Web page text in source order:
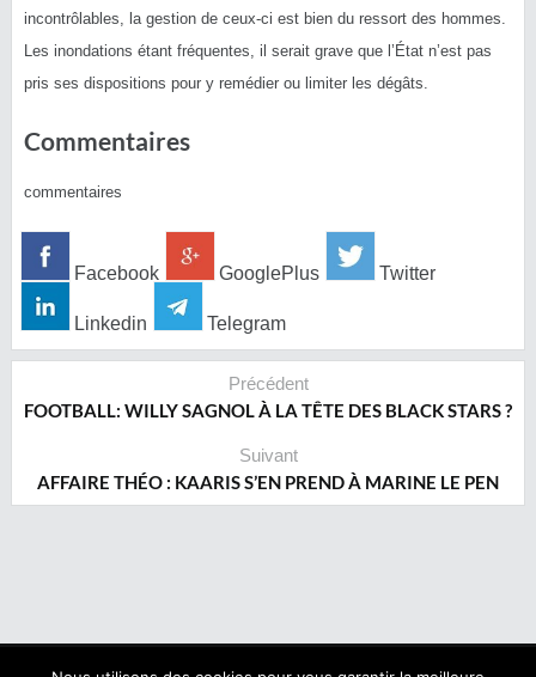
incontrôlables, la gestion de ceux-ci est bien du ressort des hommes.
Les inondations étant fréquentes, il serait grave que l’État n’est pas
pris ses dispositions pour y remédier ou limiter les dégâts. ‎‎
Commentaires
commentaires
Facebook GooglePlus Twitter
Linkedin Telegram
Précédent
FOOTBALL: WILLY SAGNOL À LA TÊTE DES BLACK STARS ?
Suivant
AFFAIRE THÉO : KAARIS S’EN PREND À MARINE LE PEN